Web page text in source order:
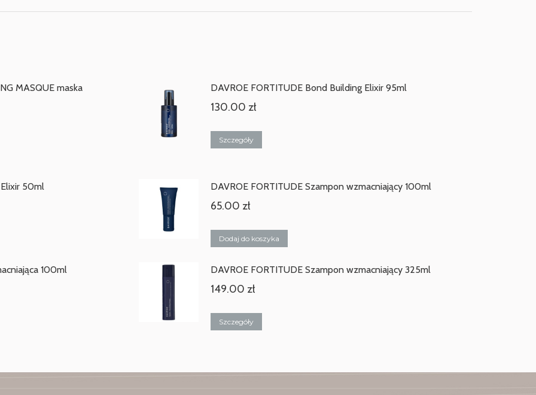
MASQUE maska DAVROE FORTITUDE Bond Building Elixir 95ml
130.00 zł
Szczegóły
50ml DAVROE FORTITUDE Szampon wzmacniający 100ml
65.00 zł
Dodaj do koszyka
100ml DAVROE FORTITUDE Szampon wzmacniający 325ml
149.00 zł
Szczegóły